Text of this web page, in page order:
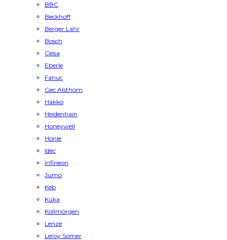
BBC
Beckhoff
Berger Lahr
Bosch
Celsa
Eberle
Fanuc
Gec Alsthom
Hakko
Heidenhain
Honeywell
Honle
Idec
Infineon
Jumo
Keb
Kuka
Kollmorgen
Lenze
Leroy Somer